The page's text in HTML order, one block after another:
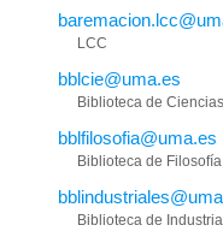
LCC
bblcie@uma.es
Biblioteca de Ciencias
bblfilosofia@uma.es
Biblioteca de
Biblioteca de